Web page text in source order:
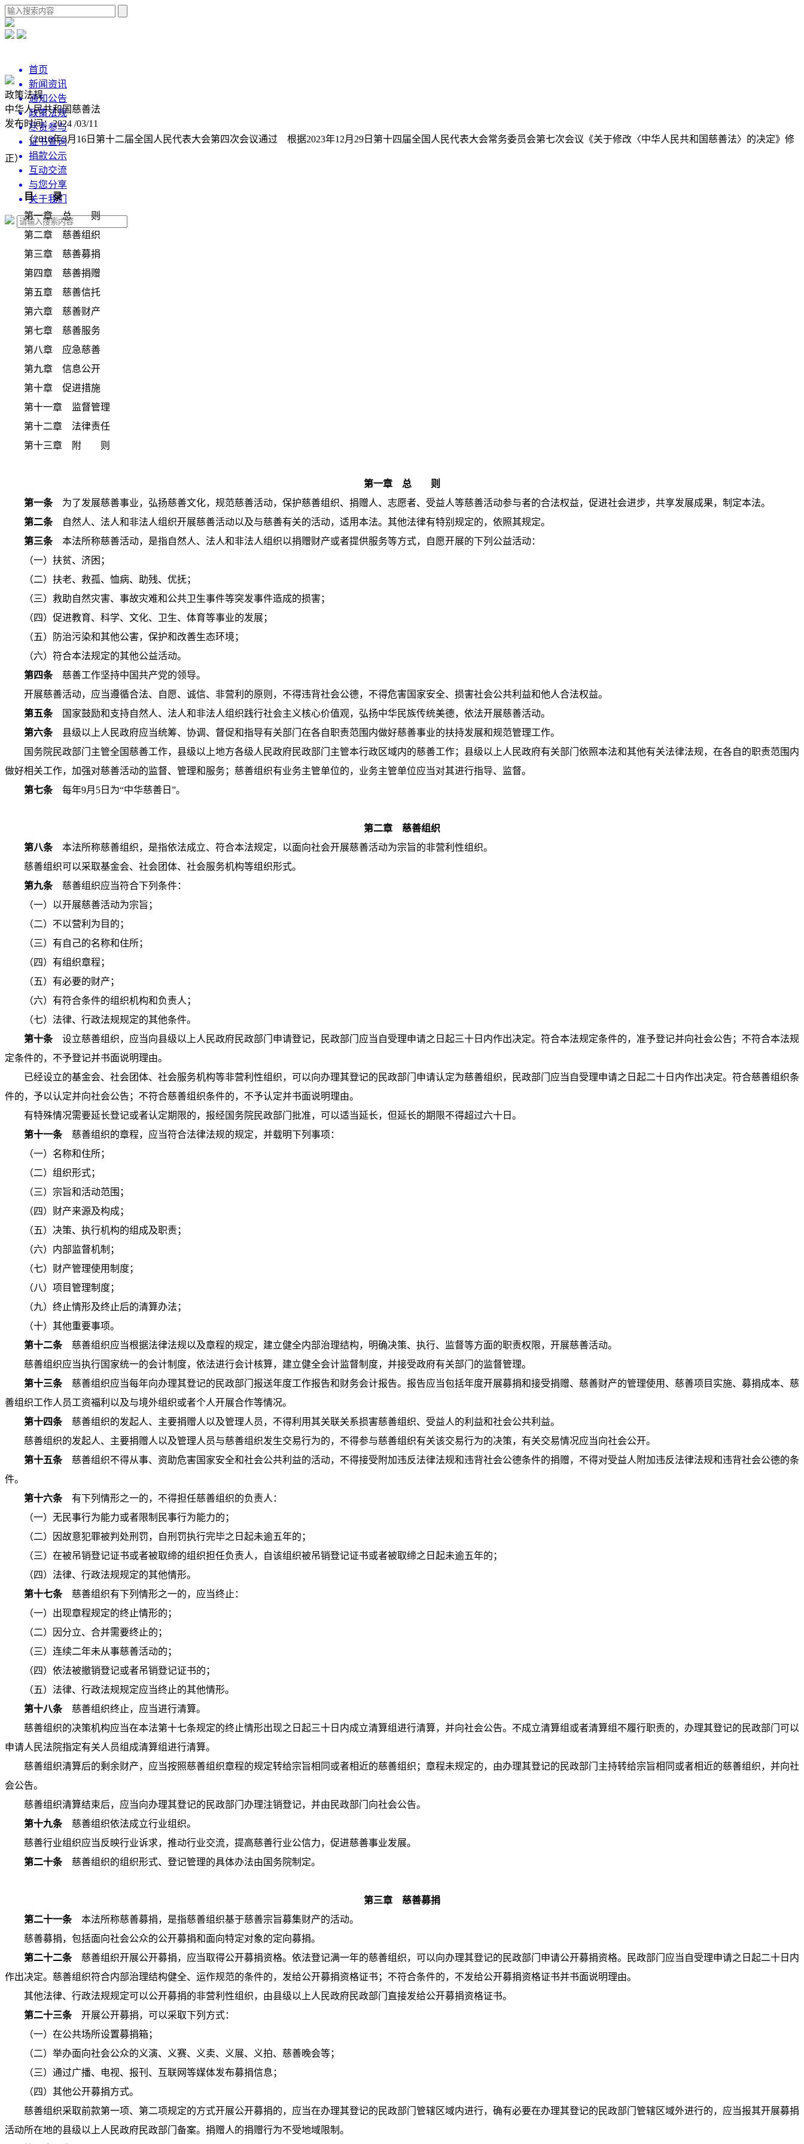
首页
新闻资讯
通知公告
政策法规
尽责参与
证书查询
捐款公示
互动交流
与您分享
关于我们
政策法规
中华人民共和国慈善法
发布时间：2024 /03/11
（2016年3月16日第十二届全国人民代表大会第四次会议通过 根据2023年12月29日第十四届全国人民代表大会常务委员会第七次会议《关于修改〈中华人民共和国慈善法〉的决定》修
正）
目 录
第一章 总 则
第二章 慈善组织
第三章 慈善募捐
第四章 慈善捐赠
第五章 慈善信托
第六章 慈善财产
第七章 慈善服务
第八章 应急慈善
第九章 信息公开
第十章 促进措施
第十一章 监督管理
第十二章 法律责任
第十三章 附 则
第一章 总 则
第一条为了发展慈善事业，弘扬慈善文化，规范慈善活动，保护慈善组织、捐赠人、志愿者、受益人等慈善活动参与者的合法权益，促进社会进步，共享发展成果，制定本法。
第二条自然人、法人和非法人组织开展慈善活动以及与慈善有关的活动，适用本法。其他法律有特别规定的，依照其规定。
第三条本法所称慈善活动，是指自然人、法人和非法人组织以捐赠财产或者提供服务等方式，自愿开展的下列公益活动：
（一）扶贫、济困；
（二）扶老、救孤、恤病、助残、优抚；
（三）救助自然灾害、事故灾难和公共卫生事件等突发事件造成的损害；
（四）促进教育、科学、文化、卫生、体育等事业的发展；
（五）防治污染和其他公害，保护和改善生态环境；
（六）符合本法规定的其他公益活动。
第四条慈善工作坚持中国共产党的领导。
开展慈善活动，应当遵循合法、自愿、诚信、非营利的原则，不得违背社会公德，不得危害国家安全、损害社会公共利益和他人合法权益。
第五条国家鼓励和支持自然人、法人和非法人组织践行社会主义核心价值观，弘扬中华民族传统美德，依法开展慈善活动。
第六条县级以上人民政府应当统筹、协调、督促和指导有关部门在各自职责范围内做好慈善事业的扶持发展和规范管理工作。
国务院民政部门主管全国慈善工作，县级以上地方各级人民政府民政部门主管本行政区域内的慈善工作；县级以上人民政府有关部门依照本法和其他有关法律法规，在各自的职责范围内
做好相关工作，加强对慈善活动的监督、管理和服务；慈善组织有业务主管单位的，业务主管单位应当对其进行指导、监督。
第七条每年9月5日为“中华慈善日”。
第二章 慈善组织
第八条本法所称慈善组织，是指依法成立、符合本法规定，以面向社会开展慈善活动为宗旨的非营利性组织。
慈善组织可以采取基金会、社会团体、社会服务机构等组织形式。
第九条慈善组织应当符合下列条件：
（一）以开展慈善活动为宗旨；
（二）不以营利为目的；
（三）有自己的名称和住所；
（四）有组织章程；
（五）有必要的财产；
（六）有符合条件的组织机构和负责人；
（七）法律、行政法规规定的其他条件。
第十条设立慈善组织，应当向县级以上人民政府民政部门申请登记，民政部门应当自受理申请之日起三十日内作出决定。符合本法规定条件的，准予登记并向社会公告；不符合本法规
定条件的，不予登记并书面说明理由。
已经设立的基金会、社会团体、社会服务机构等非营利性组织，可以向办理其登记的民政部门申请认定为慈善组织，民政部门应当自受理申请之日起二十日内作出决定。符合慈善组织条
件的，予以认定并向社会公告；不符合慈善组织条件的，不予认定并书面说明理由。
有特殊情况需要延长登记或者认定期限的，报经国务院民政部门批准，可以适当延长，但延长的期限不得超过六十日。
第十一条慈善组织的章程，应当符合法律法规的规定，并载明下列事项：
（一）名称和住所；
（二）组织形式；
（三）宗旨和活动范围；
（四）财产来源及构成；
（五）决策、执行机构的组成及职责；
（六）内部监督机制；
（七）财产管理使用制度；
（八）项目管理制度；
（九）终止情形及终止后的清算办法；
（十）其他重要事项。
第十二条慈善组织应当根据法律法规以及章程的规定，建立健全内部治理结构，明确决策、执行、监督等方面的职责权限，开展慈善活动。
慈善组织应当执行国家统一的会计制度，依法进行会计核算，建立健全会计监督制度，并接受政府有关部门的监督管理。
第十三条慈善组织应当每年向办理其登记的民政部门报送年度工作报告和财务会计报告。报告应当包括年度开展募捐和接受捐赠、慈善财产的管理使用、慈善项目实施、募捐成本、慈
善组织工作人员工资福利以及与境外组织或者个人开展合作等情况。
第十四条慈善组织的发起人、主要捐赠人以及管理人员，不得利用其关联关系损害慈善组织、受益人的利益和社会公共利益。
慈善组织的发起人、主要捐赠人以及管理人员与慈善组织发生交易行为的，不得参与慈善组织有关该交易行为的决策，有关交易情况应当向社会公开。
第十五条慈善组织不得从事、资助危害国家安全和社会公共利益的活动，不得接受附加违反法律法规和违背社会公德条件的捐赠，不得对受益人附加违反法律法规和违背社会公德的条
件。
第十六条有下列情形之一的，不得担任慈善组织的负责人：
（一）无民事行为能力或者限制民事行为能力的；
（二）因故意犯罪被判处刑罚，自刑罚执行完毕之日起未逾五年的；
（三）在被吊销登记证书或者被取缔的组织担任负责人，自该组织被吊销登记证书或者被取缔之日起未逾五年的；
（四）法律、行政法规规定的其他情形。
第十七条慈善组织有下列情形之一的，应当终止：
（一）出现章程规定的终止情形的；
（二）因分立、合并需要终止的；
（三）连续二年未从事慈善活动的；
（四）依法被撤销登记或者吊销登记证书的；
（五）法律、行政法规规定应当终止的其他情形。
第十八条慈善组织终止，应当进行清算。
慈善组织的决策机构应当在本法第十七条规定的终止情形出现之日起三十日内成立清算组进行清算，并向社会公告。不成立清算组或者清算组不履行职责的，办理其登记的民政部门可以
申请人民法院指定有关人员组成清算组进行清算。
慈善组织清算后的剩余财产，应当按照慈善组织章程的规定转给宗旨相同或者相近的慈善组织；章程未规定的，由办理其登记的民政部门主持转给宗旨相同或者相近的慈善组织，并向社
会公告。
慈善组织清算结束后，应当向办理其登记的民政部门办理注销登记，并由民政部门向社会公告。
第十九条慈善组织依法成立行业组织。
慈善行业组织应当反映行业诉求，推动行业交流，提高慈善行业公信力，促进慈善事业发展。
第二十条慈善组织的组织形式、登记管理的具体办法由国务院制定。
第三章 慈善募捐
第二十一条本法所称慈善募捐，是指慈善组织基于慈善宗旨募集财产的活动。
慈善募捐，包括面向社会公众的公开募捐和面向特定对象的定向募捐。
第二十二条慈善组织开展公开募捐，应当取得公开募捐资格。依法登记满一年的慈善组织，可以向办理其登记的民政部门申请公开募捐资格。民政部门应当自受理申请之日起二十日内
作出决定。慈善组织符合内部治理结构健全、运作规范的条件的，发给公开募捐资格证书；不符合条件的，不发给公开募捐资格证书并书面说明理由。
其他法律、行政法规规定可以公开募捐的非营利性组织，由县级以上人民政府民政部门直接发给公开募捐资格证书。
第二十三条开展公开募捐，可以采取下列方式：
（一）在公共场所设置募捐箱；
（二）举办面向社会公众的义演、义赛、义卖、义展、义拍、慈善晚会等；
（三）通过广播、电视、报刊、互联网等媒体发布募捐信息；
（四）其他公开募捐方式。
慈善组织采取前款第一项、第二项规定的方式开展公开募捐的，应当在办理其登记的民政部门管辖区域内进行，确有必要在办理其登记的民政部门管辖区域外进行的，应当报其开展募捐
活动所在地的县级以上人民政府民政部门备案。捐赠人的捐赠行为不受地域限制。